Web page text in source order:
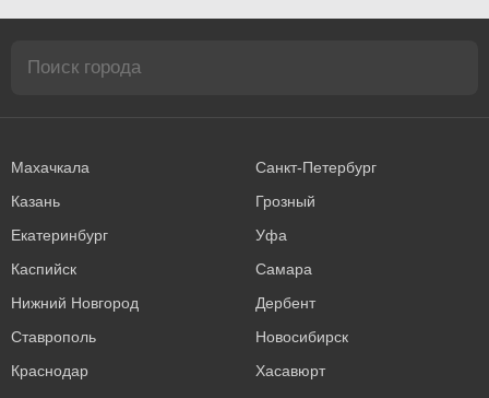
Махачкала
Санкт-Петербург
Казань
Грозный
Екатеринбург
Уфа
Каспийск
Самара
Нижний Новгород
Дербент
Ставрополь
Новосибирск
Краснодар
Хасавюрт